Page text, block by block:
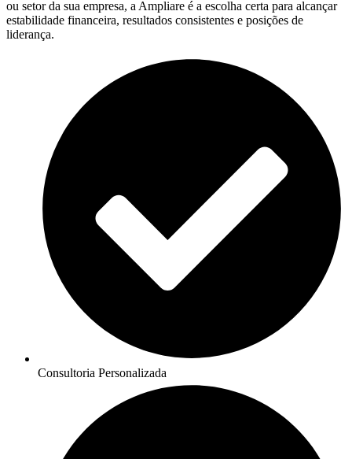
ou setor da sua empresa, a Ampliare é a escolha certa para alcançar
estabilidade financeira, resultados consistentes e posições de
liderança.
Consultoria Personalizada